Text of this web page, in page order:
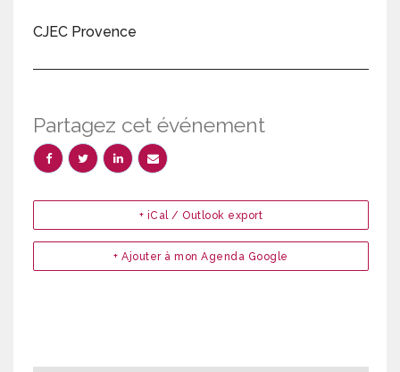
CJEC Provence
Partagez cet événement
+ Ajouter à mon Agenda Google
+ iCal / Outlook export